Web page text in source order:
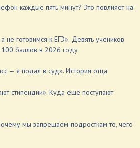
каждые пять минут? Это повлияет на
не готовимся к ЕГЭ». Девять учеников
баллов в 2026 году
— я подал в суд». История отца
стипендии». Куда еще поступают
мы запрещаем подросткам то, чего